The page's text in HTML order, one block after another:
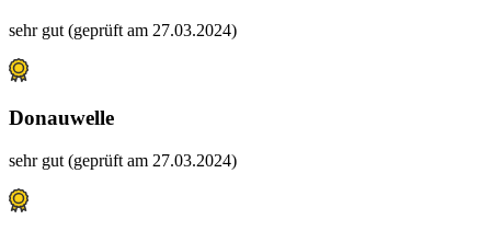
sehr gut (geprüft am 27.03.2024)
Donauwelle
sehr gut (geprüft am 27.03.2024)